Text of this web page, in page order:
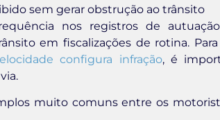
sem gerar obstrução ao trânsito
nos registros de
em fiscalizações de rotina.
configura infração, é
muito comuns entre os